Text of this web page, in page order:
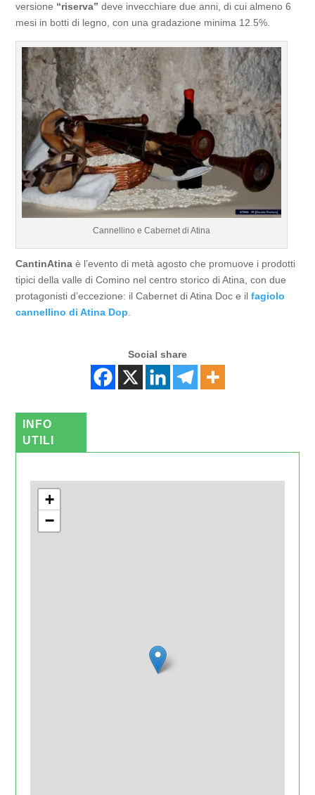
versione “riserva” deve invecchiare due anni, di cui almeno 6
mesi in botti di legno, con una gradazione minima 12.5%.
Cannellino e Cabernet di Atina
CantinAtina è l’evento di metà agosto che promuove i prodotti
tipici della valle di Comino nel centro storico di Atina, con due
protagonisti d’eccezione: il Cabernet di Atina Doc e ilfagiolo
cannellino di Atina Dop
Social share
INFO
UTILI
+
−